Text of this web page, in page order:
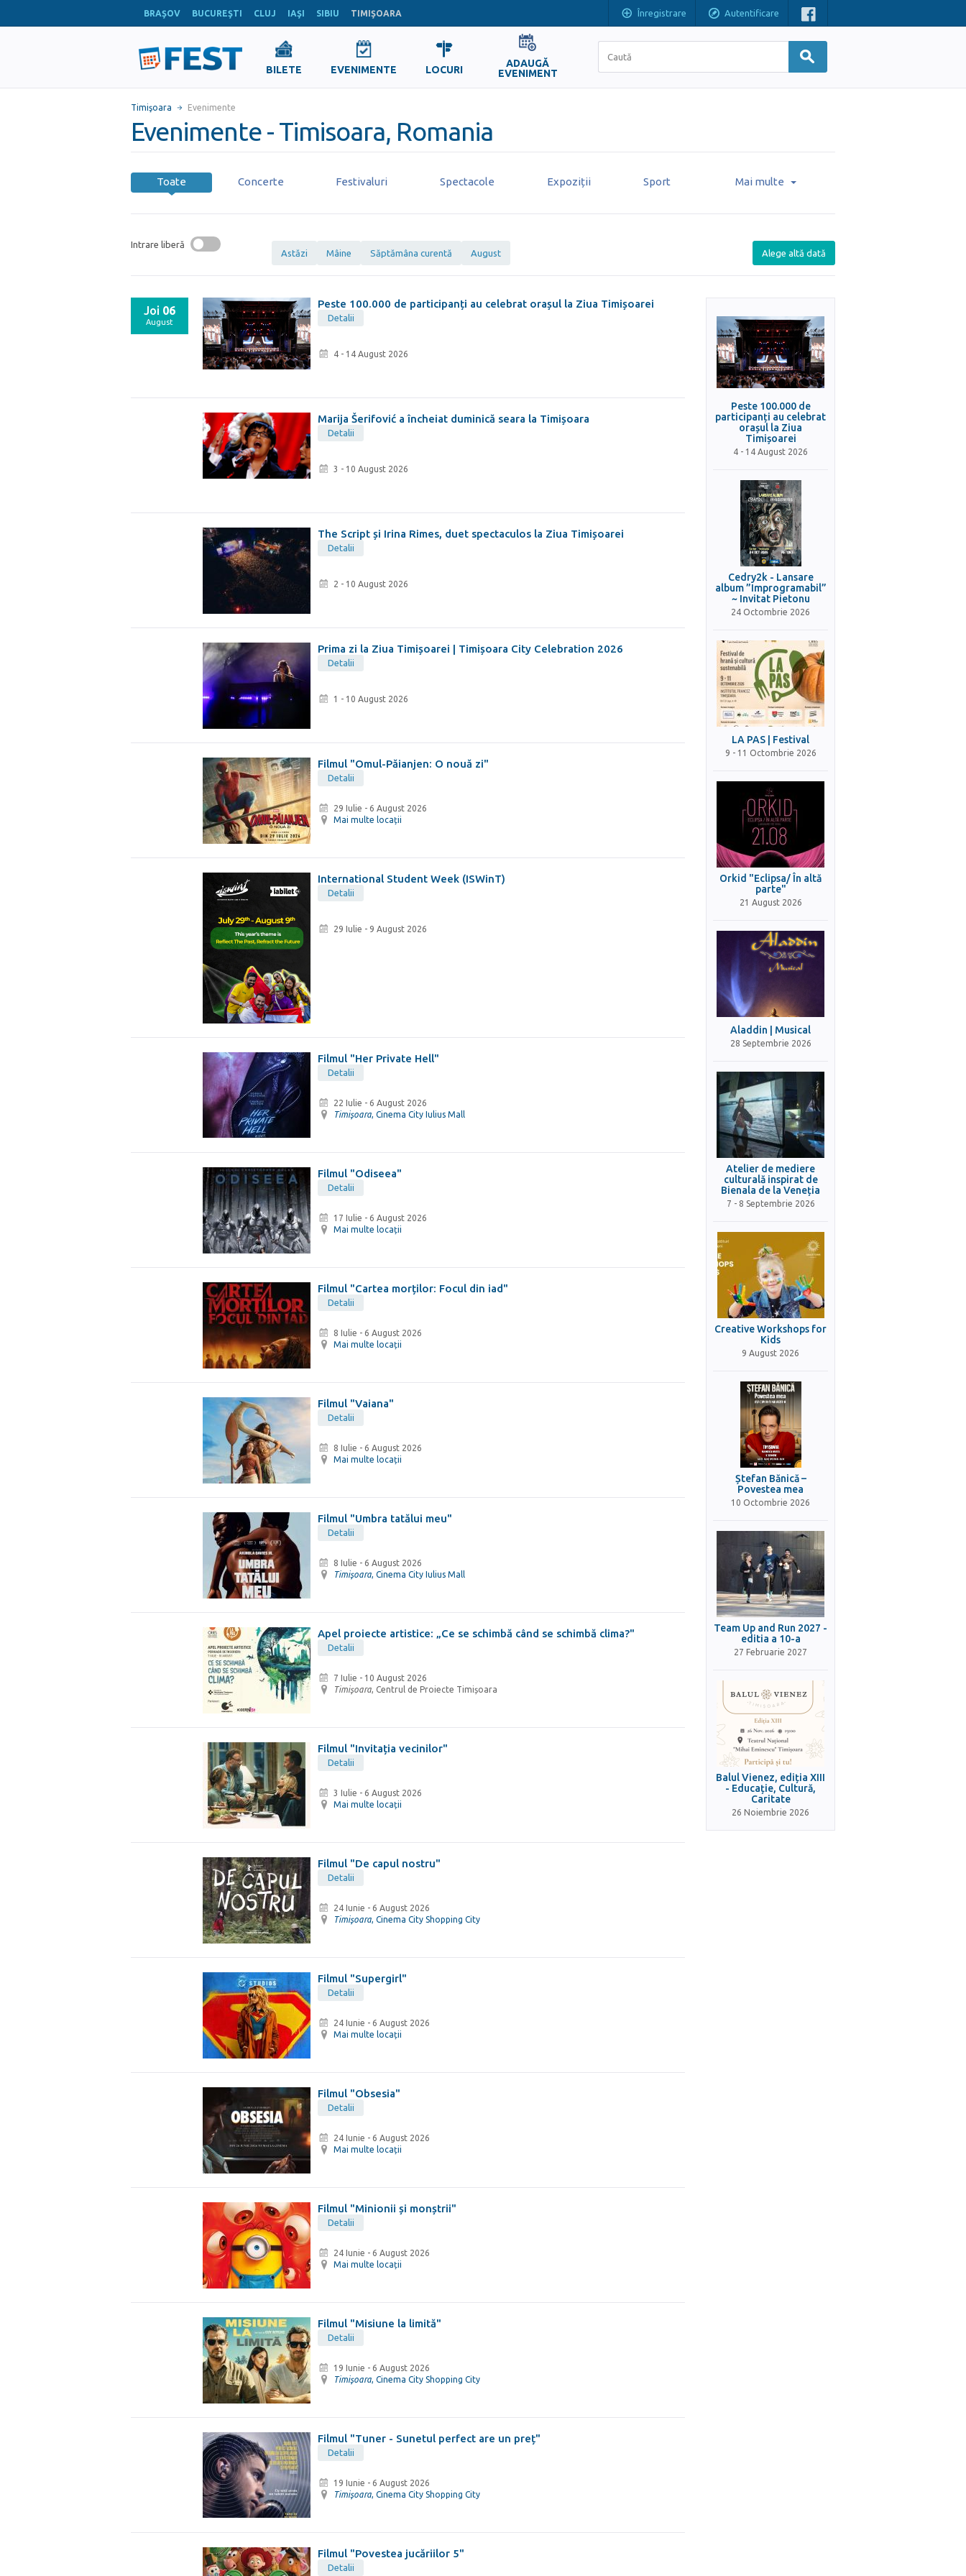
BRAŞOV BUCUREŞTI CLUJ IAŞI SIBIU TIMIŞOARA Înregistrare Autentificare
BILETE EVENIMENTE LOCURI
ADAUGĂ
EVENIMENT
Timişoara Evenimente
Evenimente - Timisoara, Romania
Toate Concerte Festivaluri Spectacole Expoziții Sport Mai multe
Intrare liberă
Astăzi
Mâine Săptămâna curentă August Alege altă dată
Joi 06
August
Peste 100.000 de participanți au celebrat orașul la Ziua Timișoarei
Detalii
4 - 14 August 2026
Marija Šerifović a încheiat duminică seara la Timișoara
Detalii
3 - 10 August 2026
The Script și Irina Rimes, duet spectaculos la Ziua Timișoarei
Detalii
2 - 10 August 2026
Prima zi la Ziua Timișoarei | Timișoara City Celebration 2026
Detalii
1 - 10 August 2026
Filmul "Omul-Păianjen: O nouă zi"
Detalii
29 Iulie - 6 August 2026
Mai multe locații
International Student Week (ISWinT)
Detalii
29 Iulie - 9 August 2026
Filmul "Her Private Hell"
Detalii
22 Iulie - 6 August 2026
Timişoara, Cinema City Iulius Mall
Filmul "Odiseea"
Detalii
17 Iulie - 6 August 2026
Mai multe locații
Filmul "Cartea morților: Focul din iad"
Detalii
8 Iulie - 6 August 2026
Mai multe locații
Filmul "Vaiana"
Detalii
8 Iulie - 6 August 2026
Mai multe locații
Filmul "Umbra tatălui meu"
Detalii
8 Iulie - 6 August 2026
Timişoara, Cinema City Iulius Mall
Apel proiecte artistice: „Ce se schimbă când se schimbă clima?"
Detalii
7 Iulie - 10 August 2026
Timişoara, Centrul de Proiecte Timișoara
Filmul "Invitația vecinilor"
Detalii
3 Iulie - 6 August 2026
Mai multe locații
Filmul "De capul nostru"
Detalii
24 Iunie - 6 August 2026
Timişoara, Cinema City Shopping City
Filmul "Supergirl"
Detalii
24 Iunie - 6 August 2026
Mai multe locații
Filmul "Obsesia"
Detalii
24 Iunie - 6 August 2026
Mai multe locații
Filmul "Minionii și monștrii"
Detalii
24 Iunie - 6 August 2026
Mai multe locații
Filmul "Misiune la limită"
Detalii
19 Iunie - 6 August 2026
Timişoara, Cinema City Shopping City
Filmul "Tuner - Sunetul perfect are un preț"
Detalii
19 Iunie - 6 August 2026
Timişoara, Cinema City Shopping City
Filmul "Povestea jucăriilor 5"
Detalii
Peste 100.000 de
participanți au celebrat
orașul la Ziua
Timișoarei
4 - 14 August 2026
Cedry2k - Lansare
album ”Improgramabil”
~ Invitat Pietonu
24 Octombrie 2026
LA PAS | Festival
9 - 11 Octombrie 2026
Orkid "Eclipsa/ În altă
parte"
21 August 2026
Aladdin | Musical
28 Septembrie 2026
Atelier de mediere
culturală inspirat de
Bienala de la Veneția
7 - 8 Septembrie 2026
Creative Workshops for
Kids
9 August 2026
Ștefan Bănică –
Povestea mea
10 Octombrie 2026
Team Up and Run 2027 -
editia a 10-a
27 Februarie 2027
Balul Vienez, ediția XIII
- Educație, Cultură,
Caritate
26 Noiembrie 2026